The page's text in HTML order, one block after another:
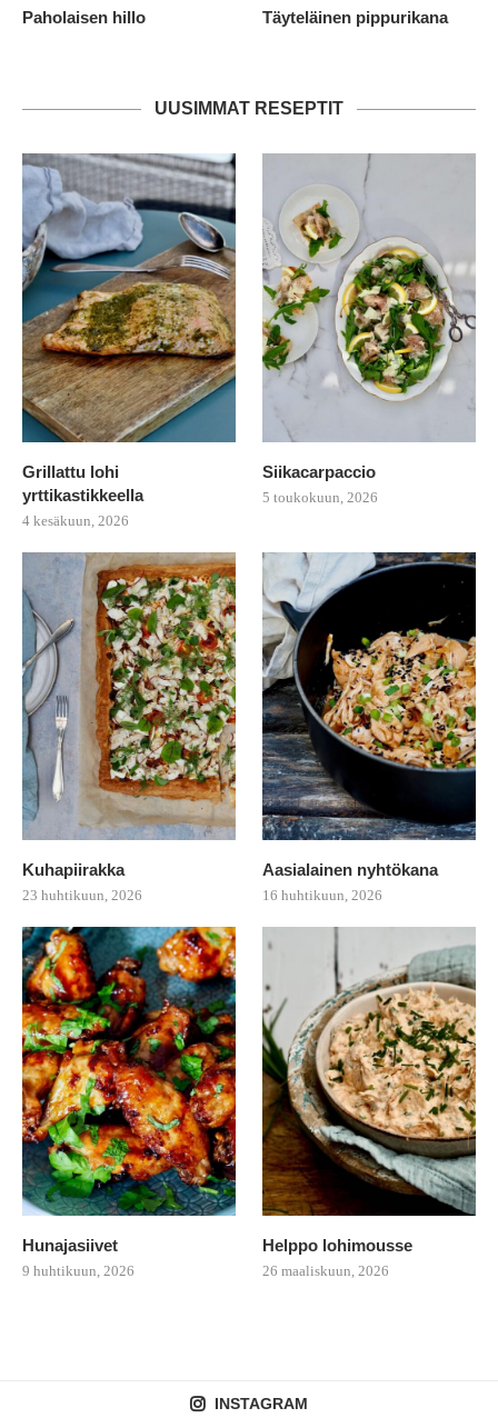
Paholaisen hillo Täyteläinen pippurikana
UUSIMMAT RESEPTIT
Grillattu lohi
yrttikastikkeella
4 kesäkuun, 2026
Siikacarpaccio
5 toukokuun, 2026
Kuhapiirakka
23 huhtikuun, 2026
Aasialainen nyhtökana
16 huhtikuun, 2026
Hunajasiivet
9 huhtikuun, 2026
Helppo lohimousse
26 maaliskuun, 2026
INSTAGRAM